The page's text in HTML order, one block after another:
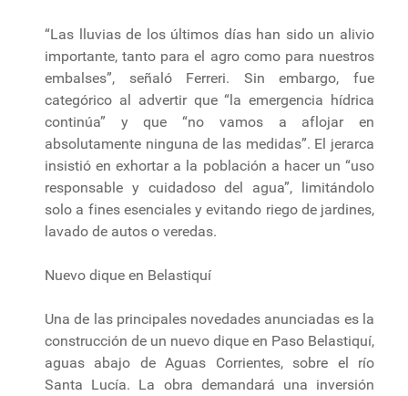
“Las lluvias de los últimos días han sido un alivio
importante, tanto para el agro como para nuestros
embalses”, señaló Ferreri. Sin embargo, fue
categórico al advertir que “la emergencia hídrica
continúa” y que “no vamos a aflojar en
absolutamente ninguna de las medidas”. El jerarca
insistió en exhortar a la población a hacer un “uso
responsable y cuidadoso del agua”, limitándolo
solo a fines esenciales y evitando riego de jardines,
lavado de autos o veredas.
Nuevo dique en Belastiquí
Una de las principales novedades anunciadas es la
construcción de un nuevo dique en Paso Belastiquí,
aguas abajo de Aguas Corrientes, sobre el río
Santa Lucía. La obra demandará una inversión